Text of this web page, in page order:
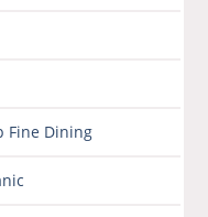
Fine Dining